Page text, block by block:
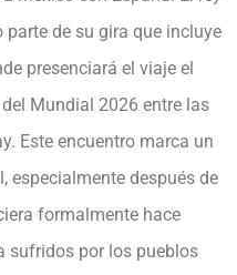
de su gira que incluye
presenciará el viaje el
Mundial 2026 entre las
Este encuentro marca un
especialmente después de
formalmente hace
sufridos por los pueblos